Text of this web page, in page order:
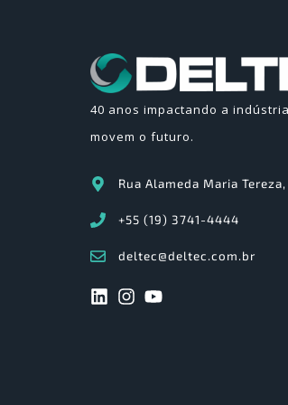
40 anos impactando a
movem o futuro.
Rua Alameda Maria
+55 (19) 3741-4444
deltec@deltec.com.br